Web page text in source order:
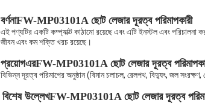
বর্ণনাFW-MP03101A ছোট লেজার দূরত্ব পরিমাপকারী
এই পণ্যটির একটি কম্প্যাক্ট কাঠামো রয়েছে এবং এটি ইনস্টল এবং পরিচালনা
জীবন এবং কম শক্তি খরচ রয়েছে।
প্রয়োগএরFW-MP03101A ছোট লেজার দূরত্ব
বিভিন্ন দূরত্ব পরিমাপের অনুষ্ঠান (বিমান চলাচল, রেলপথ, বিদ্যুৎ, জল
বিশেষ উল্লেখFW-MP03101A ছোট লেজার দূরত্ব